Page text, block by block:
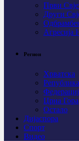
Први
Други
Агресија
Регион
Хрватска
Црна Гора
Остало
Дијаспора
Спорт
Видео